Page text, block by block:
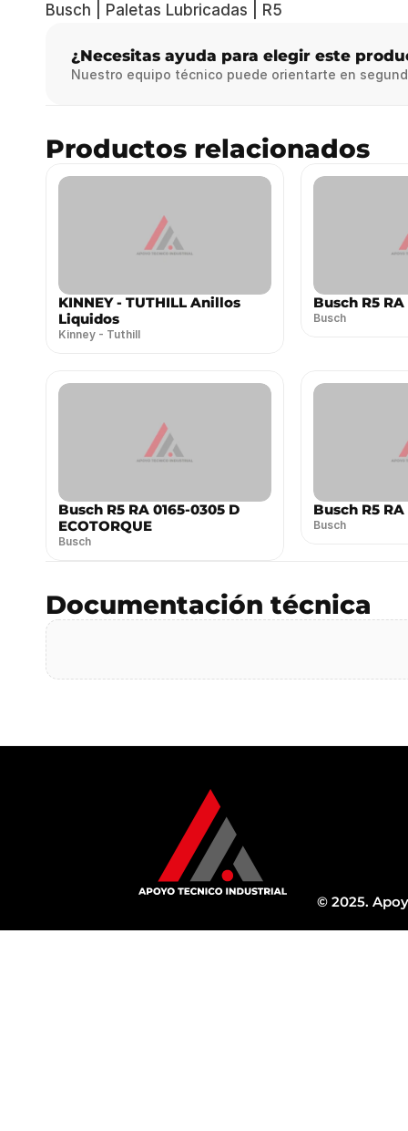
Busch | Paletas Lubricadas | R5
¿Necesitas ayuda para elegir este
Nuestro equipo técnico puede orientarte en
Productos relacionados
KINNEY - TUTHILL Anillos
Liquidos
Kinney - Tuthill
Busch R5
Busch
Busch R5 RA 0165-0305 D
ECOTORQUE
Busch
Busch R5 RA
Busch
Documentación técnica
© 2025.